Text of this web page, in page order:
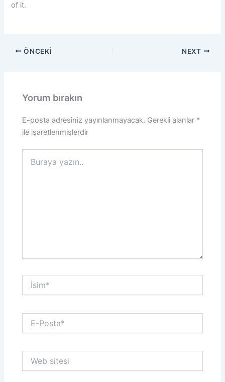
of it.
ÖNCEKI NEXT
Yorum bırakın
E-posta adresiniz yayınlanmayacak. Gerekli alanlar *
ile işaretlenmişlerdir
yazın..
İsim*
Posta*
sitesi